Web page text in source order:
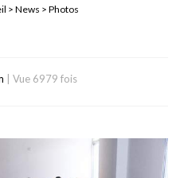
> News > Photos
Vue 6979 fois